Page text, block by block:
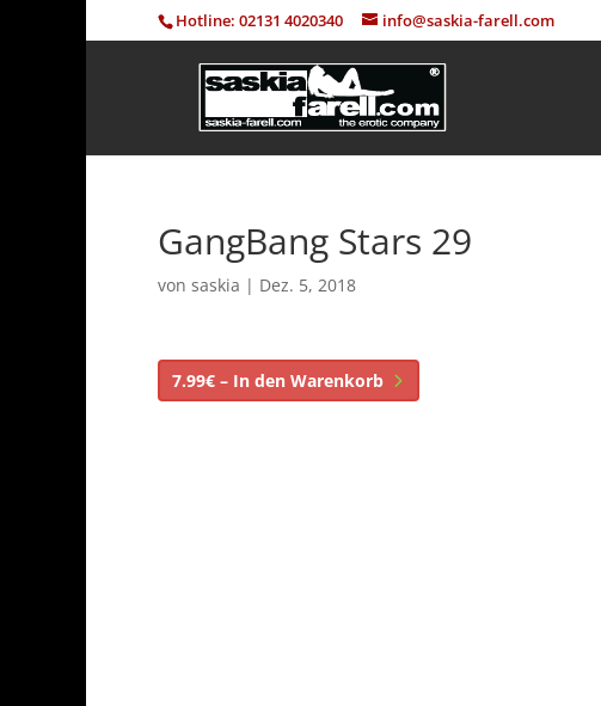
Hotline: 02131 4020340 info@saskia-farell.com
GangBang Stars 29
von saskia | Dez. 5, 2018
7.99€ – In den Warenkorb